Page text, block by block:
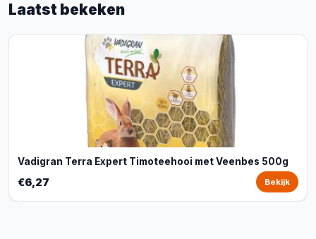
Laatst bekeken
Vadigran Terra Expert Timoteehooi met Veenbes 500g
€6,27 Bekijk